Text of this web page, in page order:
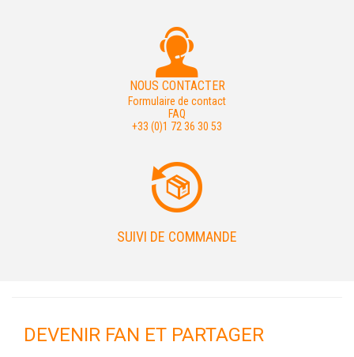
NOUS CONTACTER
Formulaire de contact
FAQ
+33 (0)1 72 36 30 53
SUIVI DE COMMANDE
DEVENIR FAN ET PARTAGER